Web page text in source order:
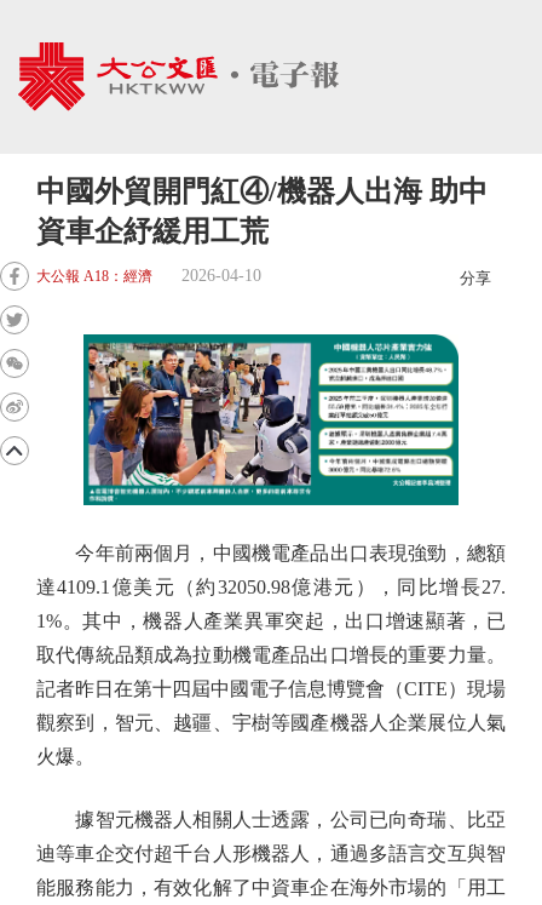
中國外貿開門紅④/機器人出海 助中
資車企紓緩用工荒
大公報 A18：經濟 2026-04-10 分享
今年前兩個月，中國機電產品出口表現強勁，總額
達4109.1億美元（約32050.98億港元），同比增長27.
1%。其中，機器人產業異軍突起，出口增速顯著，已
取代傳統品類成為拉動機電產品出口增長的重要力量。
記者昨日在第十四屆中國電子信息博覽會（CITE）現場
觀察到，智元、越疆、宇樹等國產機器人企業展位人氣
火爆。
據智元機器人相關人士透露，公司已向奇瑞、比亞
迪等車企交付超千台人形機器人，通過多語言交互與智
能服務能力，有效化解了中資車企在海外市場的「用工